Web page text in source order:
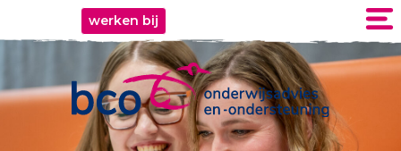
werken bij